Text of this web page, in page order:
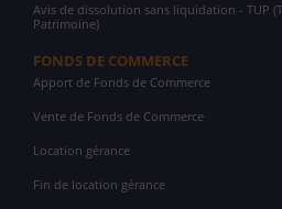
Avis de dissolution sans liquidation - TUP
Patrimoine)
FONDS DE COMMERCE
Apport de Fonds de Commerce
Vente de Fonds de Commerce
Location gérance
Fin de location gérance